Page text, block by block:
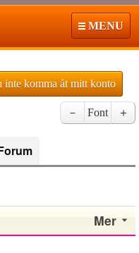
MENU
inte komma åt mitt konto
－ Font ＋
Mer